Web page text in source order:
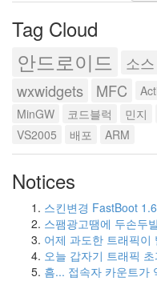
Tag Cloud
안드로이드 소스
wxwidgets
MFC
MinGW
코드블럭 민지
VS2005
배포 ARM
Notices
스킨변경 FastBoot
스팸광고땜에 두손두
어제 과도한 트래픽이
오늘 갑자기 트래픽
흠... 접속자 카운트가